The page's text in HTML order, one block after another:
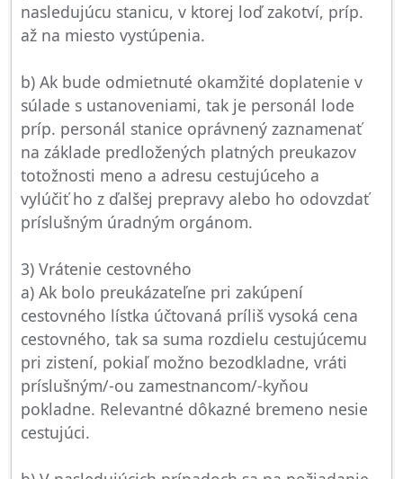
nasledujúcu stanicu, v ktorej loď zakotví, príp.
až na miesto vystúpenia.
b) Ak bude odmietnuté okamžité doplatenie v
súlade s ustanoveniami, tak je personál lode
príp. personál stanice oprávnený zaznamenať
na základe predložených platných preukazov
totožnosti meno a adresu cestujúceho a
vylúčiť ho z ďalšej prepravy alebo ho odovzdať
príslušným úradným orgánom.
3) Vrátenie cestovného
a) Ak bolo preukázateľne pri zakúpení
cestovného lístka účtovaná príliš vysoká cena
cestovného, tak sa suma rozdielu cestujúcemu
pri zistení, pokiaľ možno bezodkladne, vráti
príslušným/-ou zamestnancom/-kyňou
pokladne. Relevantné dôkazné bremeno nesie
cestujúci.